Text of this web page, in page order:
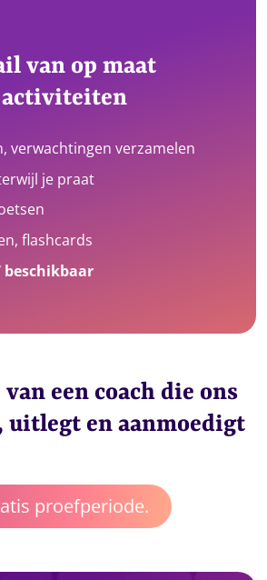
van op maat
activiteiten
verwachtingen verzamelen
je praat
flashcards
beschikbaar
van een coach die ons
uitlegt en aanmoedigt
proefperiode.